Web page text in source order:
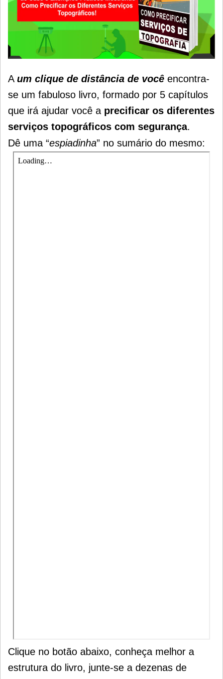
A um clique de distância de você encontra-
se um fabuloso livro, formado por 5 capítulos
que irá ajudar você a precificar os diferentes
serviços topográficos com segurança.
Dê uma “espiadinha” no sumário do mesmo:
Clique no botão abaixo, conheça melhor a
estrutura do livro, junte-se a dezenas de